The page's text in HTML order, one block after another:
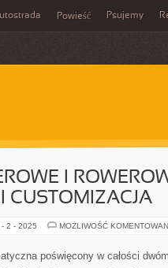
Powieść Psujemy
I
CUSTOMIZACJA
- 2 - 2025 MOŻLIWOŚĆ
poświęcony w całości